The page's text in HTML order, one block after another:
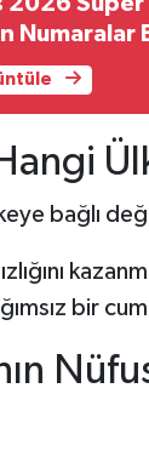
Numaralar
bağlı
bir